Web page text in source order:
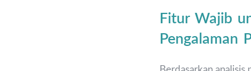
Fitur Wajib
Pengalaman